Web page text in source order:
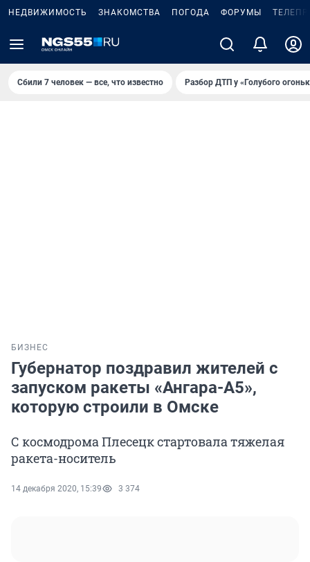
НЕДВИЖИМОСТЬ ЗНАКОМСТВА ПОГОДА ФОРУМЫ
Сбили 7 человек — все, что известно Разбор ДТП у «Голубого
БИЗНЕС
Губернатор поздравил жителей с
запуском ракеты «Ангара-А5»,
которую строили в Омске
С космодрома Плесецк стартовала тяжелая
ракета-носитель
14 декабря 2020, 15:39 3 374